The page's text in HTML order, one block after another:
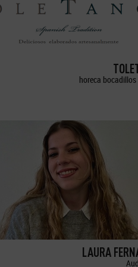
horeca
LAURA